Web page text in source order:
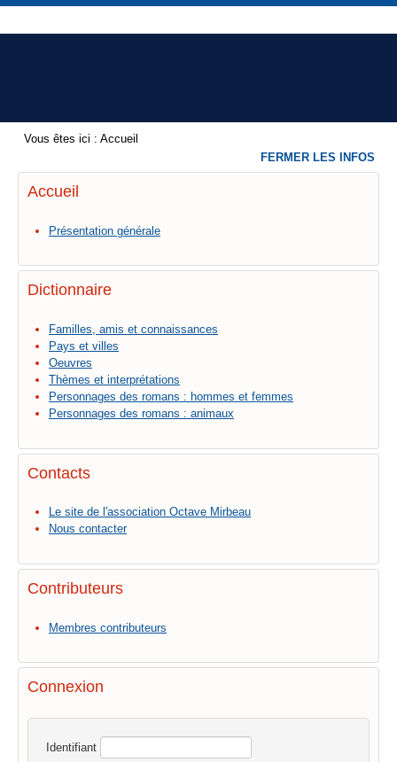
Vous êtes ici : Accueil
Accueil
Présentation générale
Dictionnaire
Familles, amis et connaissances
Pays et villes
Oeuvres
Thèmes et interprétations
Personnages des romans : hommes et femmes
Personnages des romans : animaux
Contacts
Le site de l'association Octave Mirbeau
Nous contacter
Contributeurs
Membres contributeurs
Connexion
Identifiant
FERMER LES INFOS